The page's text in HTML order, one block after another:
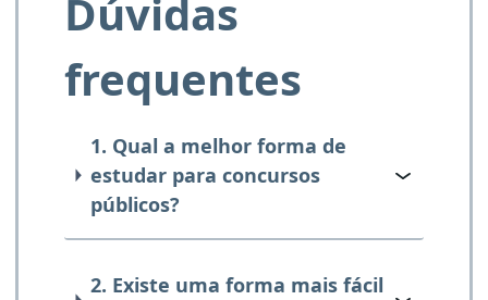
Dúvidas
frequentes
1. Qual a melhor forma de
estudar para concursos
públicos?
2. Existe uma forma mais fácil